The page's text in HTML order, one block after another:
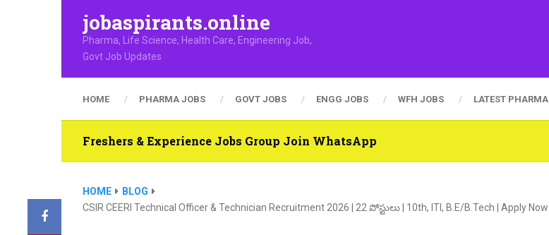
jobaspirants.online
Pharma, Life Science, Health Care, Engineering Job,
Govt Job Updates
HOME PHARMA JOBS GOVT JOBS ENGG JOBS WFH JOBS LATEST PHARMA
Freshers & Experience Jobs Group Join WhatsApp
HOME
BLOG
CSIR CEERI Technical Officer & Technician Recruitment 2026 | 22 పోస్టులు | 10th, ITI, B.E/B.Tech | Apply Now